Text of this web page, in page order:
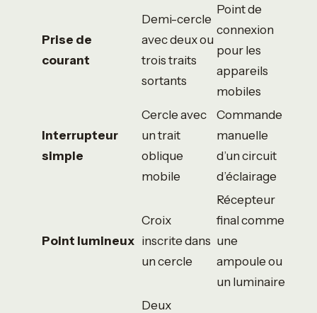
Prise de
courant
Demi-cercle
avec deux ou
trois traits
sortants
Point de
connexion
pour les
appareils
mobiles
Interrupteur
simple
Cercle avec
un trait
oblique
mobile
Commande
manuelle
d’un circuit
d’éclairage
Point lumineux
Croix
inscrite dans
un cercle
Récepteur
final comme
une
ampoule ou
un luminaire
Deux